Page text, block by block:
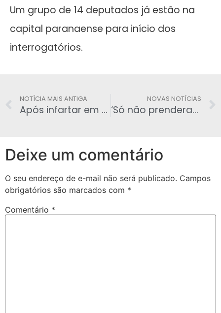
Um grupo de 14 deputados já estão na
capital paranaense para início dos
interrogatórios.
NOTÍCIA MAIS ANTIGA
Após infartar em campo, zagueiro belga morre aos 23 anos de idade
NOVAS NOTÍCIAS
‘Só não prenderam Lula porque ninguém tem coragem‘, diz ex-deputado
Deixe um comentário
O seu endereço de e-mail não será publicado. Campos
obrigatórios são marcados com *
Comentário *